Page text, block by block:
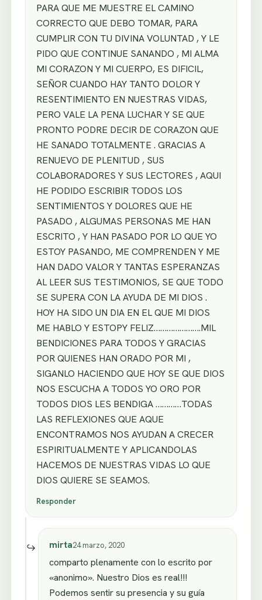
PARA QUE ME MUESTRE EL CAMINO
CORRECTO QUE DEBO TOMAR, PARA
CUMPLIR CON TU DIVINA VOLUNTAD , Y LE
PIDO QUE CONTINUE SANANDO , MI ALMA
MI CORAZON Y MI CUERPO, ES DIFICIL,
SEÑOR CUANDO HAY TANTO DOLOR Y
RESENTIMIENTO EN NUESTRAS VIDAS,
PERO VALE LA PENA LUCHAR Y SE QUE
PRONTO PODRE DECIR DE CORAZON QUE
HE SANADO TOTALMENTE . GRACIAS A
RENUEVO DE PLENITUD , SUS
COLABORADORES Y SUS LECTORES , AQUI
HE PODIDO ESCRIBIR TODOS LOS
SENTIMIENTOS Y DOLORES QUE HE
PASADO , ALGUMAS PERSONAS ME HAN
ESCRITO , Y HAN PASADO POR LO QUE YO
ESTOY PASANDO, ME COMPRENDEN Y ME
HAN DADO VALOR Y TANTAS ESPERANZAS
AL LEER SUS TESTIMONIOS, SE QUE TODO
SE SUPERA CON LA AYUDA DE MI DIOS .
HOY HA SIDO UN DIA EN EL QUE MI DIOS
ME HABLO Y ESTOPY FELIZ………………….MIL
BENDICIONES PARA TODOS Y GRACIAS
POR QUIENES HAN ORADO POR MI ,
SIGANLO HACIENDO QUE HOY SE QUE DIOS
NOS ESCUCHA A TODOS YO ORO POR
TODOS DIOS LES BENDIGA …………TODAS
LAS REFLEXIONES QUE AQUE
ENCONTRAMOS NOS AYUDAN A CRECER
ESPIRITUALMENTE Y APLICANDOLAS
HACEMOS DE NUESTRAS VIDAS LO QUE
DIOS QUIERE SE SEAMOS.
Responder
mirta24 marzo, 2020
comparto plenamente con lo escrito por
«anonimo». Nuestro Dios es real!!!
Podemos sentir su presencia y su guía